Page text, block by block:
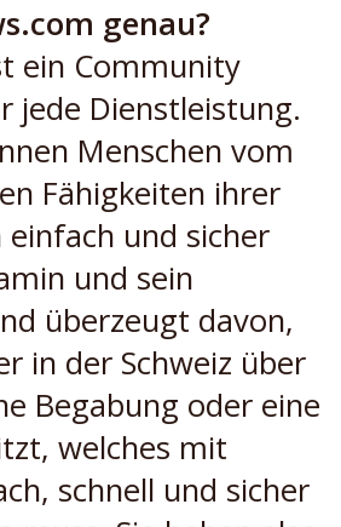
genau?
ein Community
jede Dienstleistung.
Menschen vom
Fähigkeiten ihrer
und sicher
und sein
überzeugt davon,
in der Schweiz über
Begabung oder eine
welches mit
schnell und sicher